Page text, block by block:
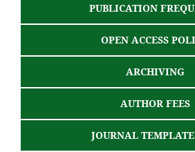
PUBLICATION
OPEN ACCESS
ARCHIVING
AUTHOR FEES
JOURNAL